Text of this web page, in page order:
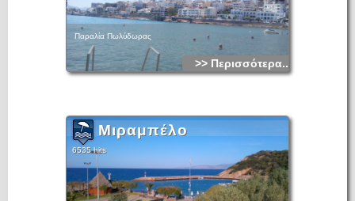
Παραλία Πωλύδωρας
>> Περισσότερα...
Μιραμπέλο
6535 hits